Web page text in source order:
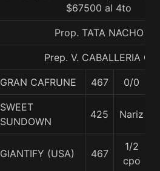
$67500 al 4to
Prop. TATA NACHO
Prep. V. CABALLERIA C.
GRAN CAFRUNE 467 0/0
SWEET
SUNDOWN
425 Nariz
GIANTIFY (USA) 467
1/2
cpo